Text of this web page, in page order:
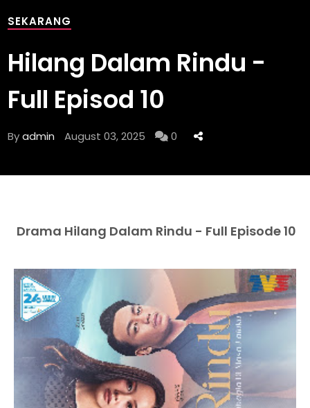
SEKARANG
Hilang Dalam Rindu -
Full Episod 10
Byadmin August 03, 2025 0
Drama Hilang Dalam Rindu - Full Episode 10